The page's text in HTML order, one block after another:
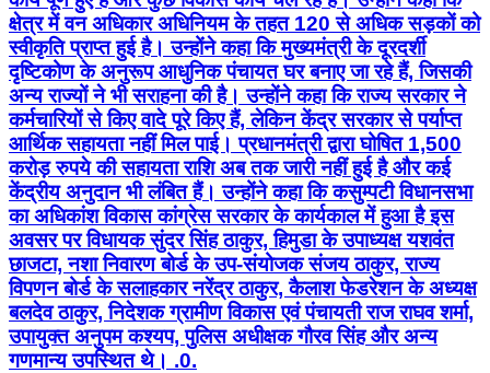
क्षेत्र में वन अधिकार अधिनियम के तहत 120 से अधिक सड़कों को
स्वीकृति प्राप्त हुई है। उन्होंने कहा कि मुख्यमंत्री के दूरदर्शी
दृष्टिकोण के अनुरूप आधुनिक पंचायत घर बनाए जा रहे हैं, जिसकी
अन्य राज्यों ने भी सराहना की है। उन्होंने कहा कि राज्य सरकार ने
कर्मचारियों से किए वादे पूरे किए हैं, लेकिन केंद्र सरकार से पर्याप्त
आर्थिक सहायता नहीं मिल पाई। प्रधानमंत्री द्वारा घोषित 1,500
करोड़ रुपये की सहायता राशि अब तक जारी नहीं हुई है और कई
केंद्रीय अनुदान भी लंबित हैं। उन्होंने कहा कि कसुम्पटी विधानसभा
का अधिकांश विकास कांग्रेस सरकार के कार्यकाल में हुआ है इस
अवसर पर विधायक सुंदर सिंह ठाकुर, हिमुडा के उपाध्यक्ष यशवंत
छाजटा, नशा निवारण बोर्ड के उप-संयोजक संजय ठाकुर, राज्य
विपणन बोर्ड के सलाहकार नरेंद्र ठाकुर, कैलाश फेडरेशन के अध्यक्ष
बलदेव ठाकुर, निदेशक ग्रामीण विकास एवं पंचायती राज राघव शर्मा,
उपायुक्त अनुपम कश्यप, पुलिस अधीक्षक गौरव सिंह और अन्य
गणमान्य उपस्थित थे। .0.